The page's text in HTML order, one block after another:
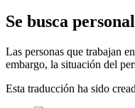
Se busca
Las personas que trabajan
embargo, la situación del
Esta traducción ha sido